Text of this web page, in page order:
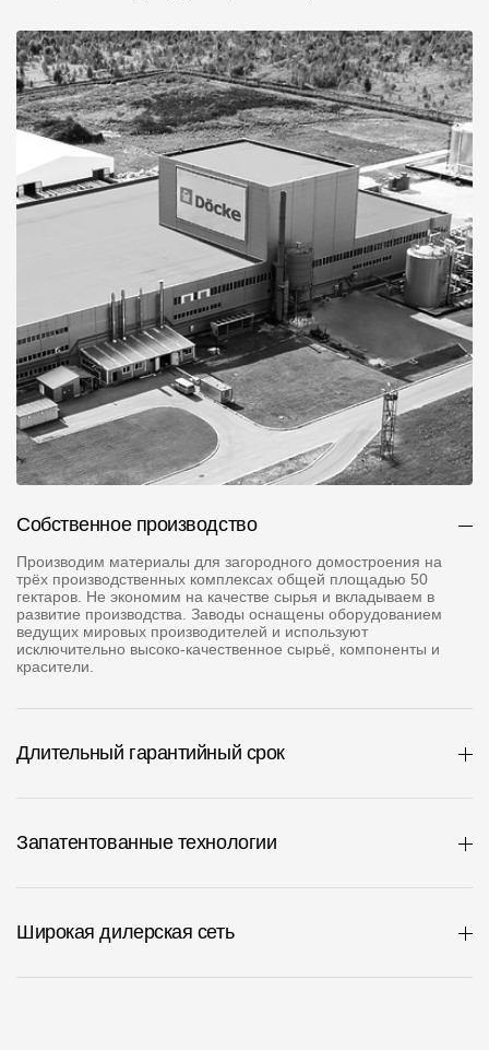
Собственное производство
Производим материалы для загородного домостроения на
трёх производственных комплексах общей площадью 50
гектаров. Не экономим на качестве сырья и вкладываем в
развитие производства. Заводы оснащены оборудованием
ведущих мировых производителей и используют
исключительно высоко-качественное сырьё, компоненты и
красители.
Длительный гарантийный срок
Запатентованные технологии
Широкая дилерская сеть